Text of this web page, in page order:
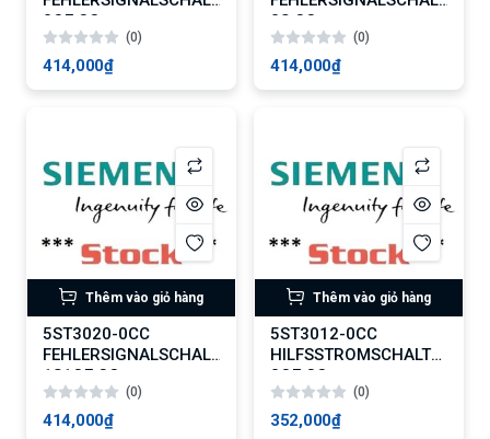
2OE CC
(0)
414,000₫
2S CC
(0)
414,000₫
Thêm vào giỏ hàng
5ST3020-0CC
FEHLERSIGNALSCHALTER
1S1OE CC
(0)
414,000₫
Thêm vào giỏ hàng
5ST3012-0CC
HILFSSTROMSCHALTER
2OE CC
(0)
352,000₫